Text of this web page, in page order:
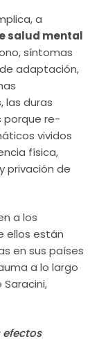
a
salud mental
síntomas
adaptación,
las duras
porque re-
vividos
física,
privación de
a los
ellos están
en sus países
a lo largo
efectos